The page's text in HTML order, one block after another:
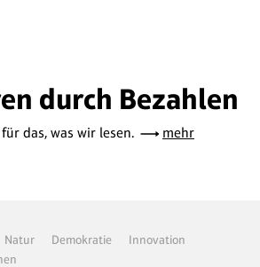
durch Bezahlen
das, was wir lesen. mehr
Natur Demokratie
Innovation